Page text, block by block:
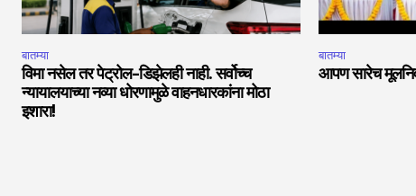
बातम्या
विमा नसेल तर पेट्रोल-डिझेलही नाही. सर्वोच्च
न्यायालयाच्या नव्या धोरणामुळे वाहनधारकांना मोठा
इशारा!
बातम्या
आपण सारेच